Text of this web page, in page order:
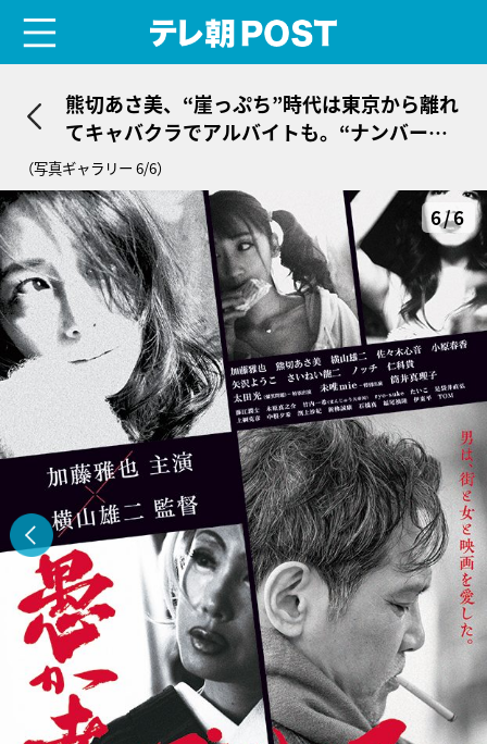
熊切あさ美、“崖っぷち”時代は東京から離れ
てキャバクラでアルバイトも。“ナンバー
1”も経験「小さなお店だったんです」
（写真ギャラリー 6/6）
6/6